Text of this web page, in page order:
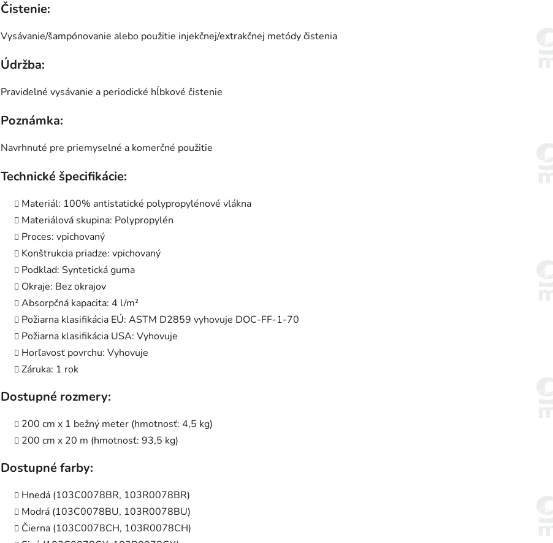
Čistenie:
Vysávanie/šampónovanie alebo použitie injekčnej/extrakčnej metódy čistenia
Údržba:
Pravidelné vysávanie a periodické hĺbkové čistenie
Poznámka:
Navrhnuté pre priemyselné a komerčné použitie
Technické špecifikácie:
Materiál: 100% antistatické polypropylénové vlákna
Materiálová skupina: Polypropylén
Proces: vpichovaný
Konštrukcia priadze: vpichovaný
Podklad: Syntetická guma
Okraje: Bez okrajov
Absorpčná kapacita: 4 l/m²
Požiarna klasifikácia EÚ: ASTM D2859 vyhovuje DOC-FF-1-70
Požiarna klasifikácia USA: Vyhovuje
Horľavosť povrchu: Vyhovuje
Záruka: 1 rok
Dostupné rozmery:
200 cm x 1 bežný meter (hmotnosť: 4,5 kg)
200 cm x 20 m (hmotnosť: 93,5 kg)
Dostupné farby:
Hnedá (103C0078BR, 103R0078BR)
Modrá (103C0078BU, 103R0078BU)
Čierna (103C0078CH, 103R0078CH)